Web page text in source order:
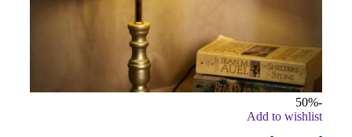
-50%
Add to wishlist